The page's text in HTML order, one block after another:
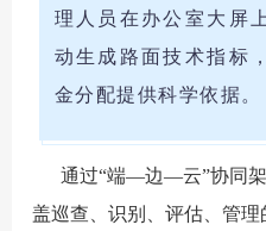
理人员在办公室大屏
动生成路面技术指标
金分配提供科学依据。
通过“端—边—云”协同
盖巡查、识别、评估、管